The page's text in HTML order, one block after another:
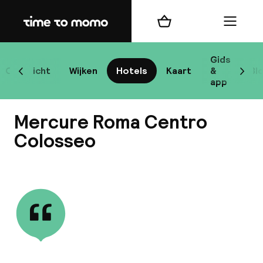
Home
Overzicht Wijken Hotels Kaart
Gids
&
app
Scroll naar links
Winkelmand Menu
Mercure Roma Centro
Colosseo